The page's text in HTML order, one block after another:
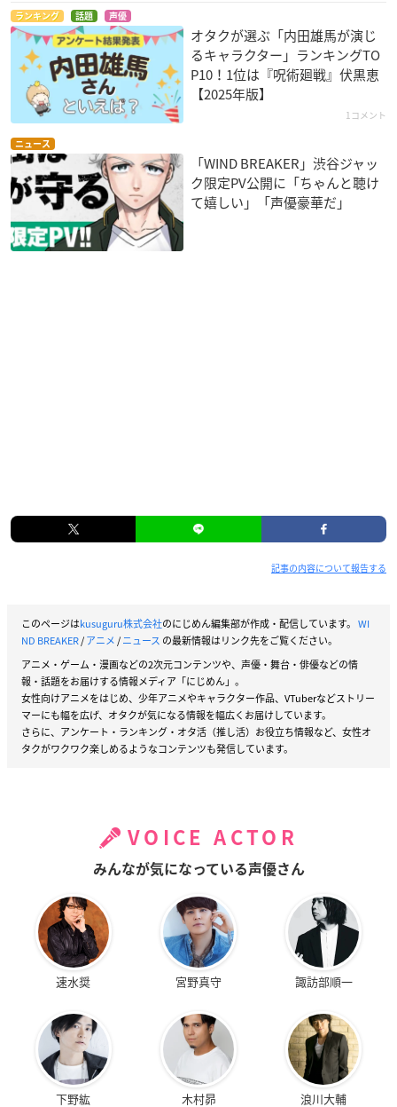
ランキング 話題 声優
オタクが選ぶ「内田雄馬が演じ
るキャラクター」ランキングTO
P10！1位は『呪術廻戦』伏黒恵
【2025年版】
1コメント
ニュース
「WIND BREAKER」渋谷ジャッ
ク限定PV公開に「ちゃんと聴け
て嬉しい」「声優豪華だ」
記事の内容について報告する
このページはkusuguru株式会社のにじめん編集部が作成・配信しています。 WI
ND BREAKER/アニメ/ニュース の最新情報はリンク先をご覧ください。
アニメ・ゲーム・漫画などの2次元コンテンツや、声優・舞台・俳優などの情
報・話題をお届けする情報メディア「にじめん」。
女性向けアニメをはじめ、少年アニメやキャラクター作品、VTuberなどストリー
マーにも幅を広げ、オタクが気になる情報を幅広くお届けしています。
さらに、アンケート・ランキング・オタ活（推し活）お役立ち情報など、女性オ
タクがワクワク楽しめるようなコンテンツも発信しています。
VOICE ACTOR
みんなが気になっている声優さん
速水奨 宮野真守 諏訪部順一
下野紘 木村昴 浪川大輔